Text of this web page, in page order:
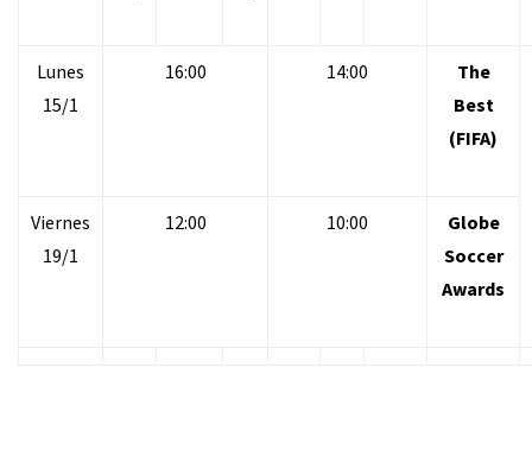
Lunes
15/1
16:00 14:00
The
Best
(FIFA)
Viernes
19/1
12:00 10:00
Globe
Soccer
Awards